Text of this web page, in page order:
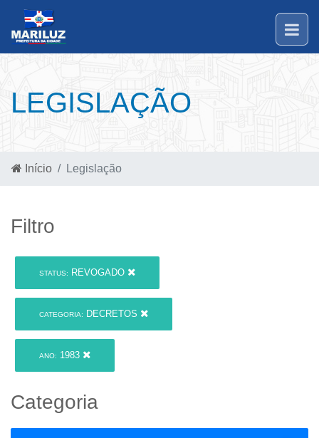
LEGISLAÇÃO
Início Legislação
Filtro
STATUS: REVOGADO
CATEGORIA: DECRETOS
ANO: 1983
Categoria